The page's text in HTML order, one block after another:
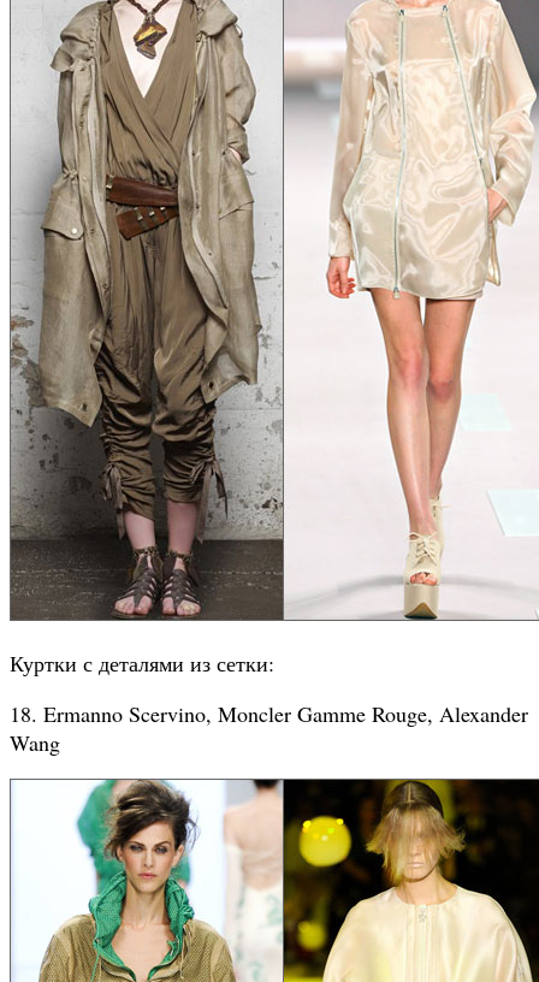
Куртки с деталями из сетки:
18. Ermanno Scervino, Moncler Gamme Rouge, Alexander
Wang